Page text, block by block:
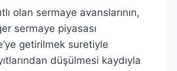
olan sermaye avanslarının,
sermaye piyasası
getirilmek suretiyle
düşülmesi kaydıyla